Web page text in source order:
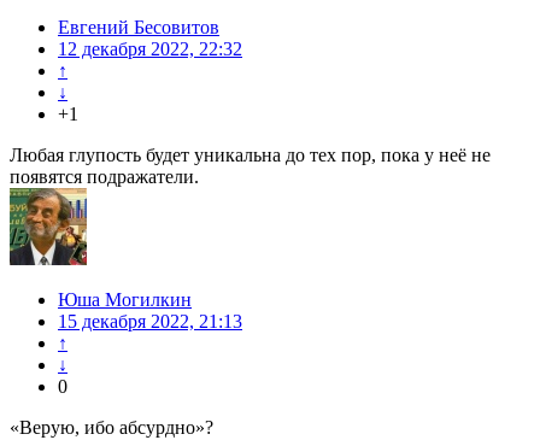
Евгений Бесовитов
12 декабря 2022, 22:32
↑
↓
+1
Любая глупость будет уникальна до тех пор, пока у неё не
появятся подражатели.
Юша Могилкин
15 декабря 2022, 21:13
↑
↓
0
«Верую, ибо абсурдно»?